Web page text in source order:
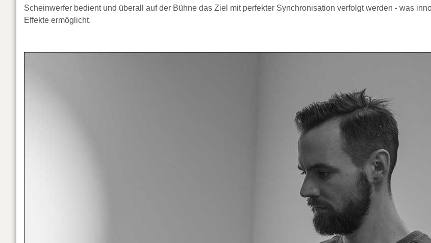
Scheinwerfer bedient und überall auf der Bühne das Ziel mit perfekter Synchronisation verfolgt werden - was
Effekte ermöglicht.